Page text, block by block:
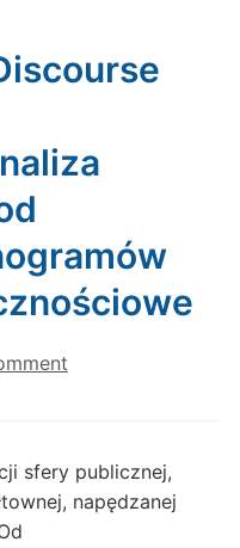
sfery publicznej,
napędzanej